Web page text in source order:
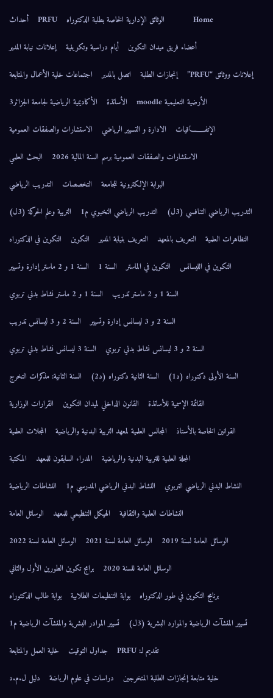
Home الوثائق الإدارية الخاصة بطلبة الدكتوراه PRFU
أحداث
أعضاء فريق ميدان التكوين
أيام دراسية وتكوينية
إعلانات نيابة المدير
إعلانات ووثائق “PRFU”
إنجازات الطلبة اتصل بالمدير
اجتماعات خلية الأعمال والمتابعة
الأرضية التعليمية moodle
الأساتذة
الأكاديمية الرياضية لجامعة الجزائر3
الإتفــــــاقيات
الادارة و التسيير الرياضي
الاستشارات والصفقات العمومية
الاستشارات والصفقات العمومية برسم السنة المالية 2026
البحث العلمي
البوابة الإلكترونية للجامعة
التخصصات
التدريب الرياضي
التدريب الرياضي التنافسي (3ل)
التدريب الرياضي النخبوي م1
التربية وعلم الحركة (3ل)
التظاهرات العلمية
التعريف بالمعهد التعريف بنيابة المدير التكوين
التكوين في الدكتوراه
التكوين في الليسانس
التكوين في الماستر السنة 1
السنة 1 و 2 ماستر إدارة وتسيير
السنة 1 و 2 ماستر تدريب
السنة 1 و 2 ماستر نشاط بدني تربوي
السنة 2 و 3 ليسانس إدارة وتسيير
السنة 2 و 3 ليسانس تدريب
السنة 2 و 3 ليسانس نشاط بدني تربوي
السنة 3 ليسانس نشاط بدني تربوي
السنة الأولى دكتوراه (د1)
السنة الثانية دكتوراه (د2)
السنة الثانية: مذكرات التخرج
القائمة الإسمية للأساتذة
القانون الداخلي لميدان التكوين
القرارات الوزارية
القوانين الخاصة بالأستاذ
المجالس العلمية لمعهد التربية البدنية والرياضية
المجلات العلمية
المجلة العلمية للتربية البدنية والرياضية
المدراء السابقون للمعهد
المكتبة
النشاط البدني الرياضي التربوي
النشاط البدني الرياضي المدرسي م1
النشاطات الرياضية
النشاطات العلمية والثقافية
الهيكل التنظيمي للمعهد
الوسائل العامة
الوسائل العامة لسنة 2019
الوسائل العامة لسنة 2021
الوسائل العامة لسنة 2022
الوسائل العامة للسنة 2020
برامج تكوين الطورين الأول والثاني
برنامج التكوين في طور الدكتوراه
بوابة التنظيمات الطلابية
بوابة طالب الدكتوراه
تسيير المنشآت الرياضية والموارد البشرية (3ل)
تسيير الموادر البشرية والمنشآت الرياضية م1
تقديم لـ: PRFU
جداول التوقيت
خلية العمل والمتابعة
خلية متابعة إنجازات الطلبة المتخرجين
دراسات في علوم الرياضة
دليل ل.م.د